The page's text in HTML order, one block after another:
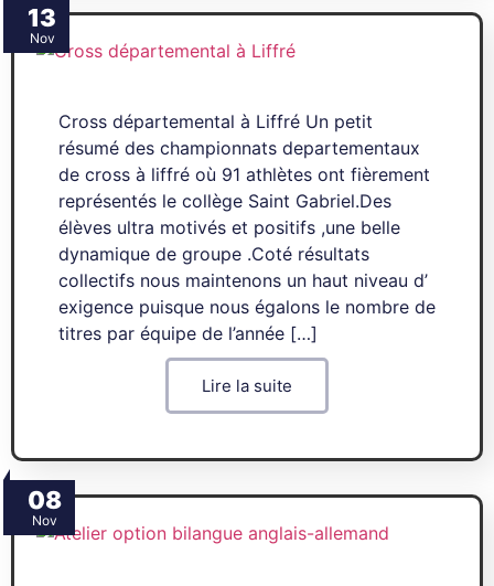
13
Nov
Cross départemental à Liffré Un petit
résumé des championnats departementaux
de cross à liffré où 91 athlètes ont fièrement
représentés le collège Saint Gabriel.Des
élèves ultra motivés et positifs ,une belle
dynamique de groupe .Coté résultats
collectifs nous maintenons un haut niveau d’
exigence puisque nous égalons le nombre de
titres par équipe de l’année […]
Lire la suite
08
Nov